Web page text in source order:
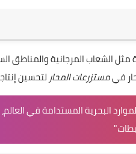
الشعاب المرجانية والمناطق
فيمستزرعات المحار لتحسين
البحرية المستدامة في